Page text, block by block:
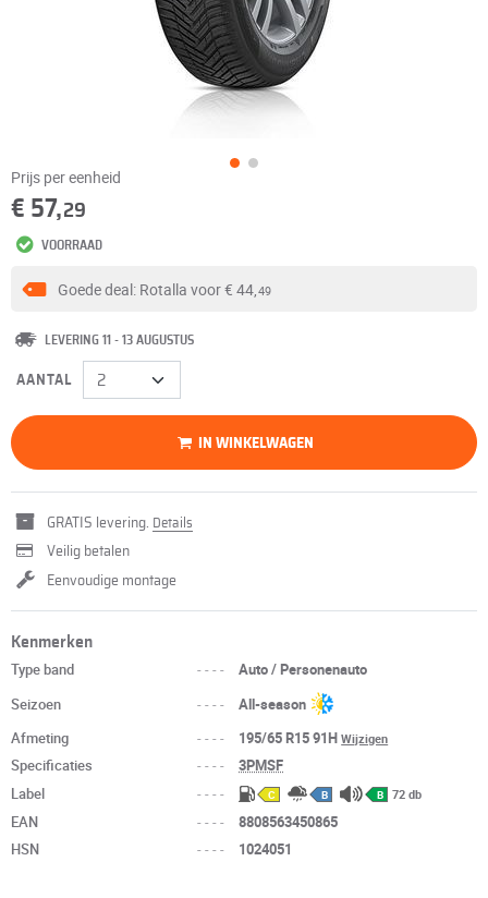
Prijs per eenheid
€ 57,29
VOORRAAD
Goede deal: Rotalla voor€ 44,49
LEVERING 11 - 13 AUGUSTUS
AANTAL
IN WINKELWAGEN
GRATIS levering. Details
Veilig betalen
Eenvoudige montage
Kenmerken
Type band ----
Auto / Personenauto
Seizoen
----
All-season
Afmeting
---- 195/65 R15 91HWijzigen
Specificaties ----
3PMSF
Label
---- C B B 72 db
EAN ----
8808563450865
HSN
---- 1024051